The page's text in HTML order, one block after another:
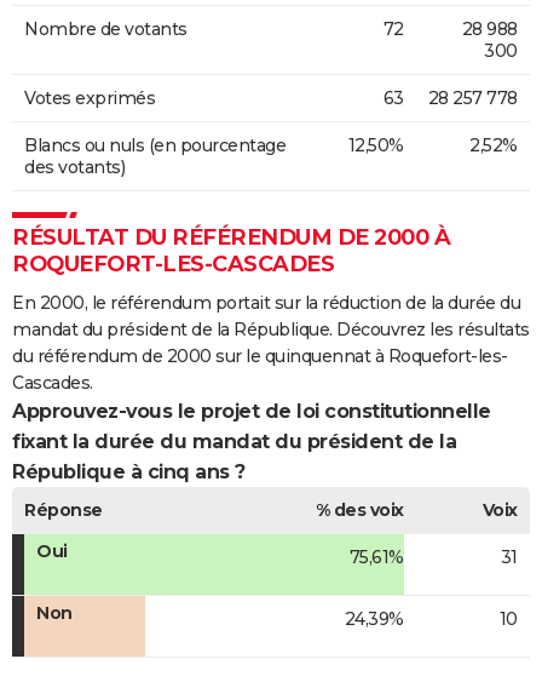
Nombre de votants 72
28 988
300
Votes exprimés 63 28 257 778
Blancs ou nuls (en pourcentage
des votants)
12,50% 2,52%
RÉSULTAT DU RÉFÉRENDUM DE 2000 À
ROQUEFORT-LES-CASCADES
En 2000, le référendum portait sur la réduction de la durée du
mandat du président de la République. Découvrez les résultats
du référendum de 2000 sur le quinquennat à Roquefort-les-
Cascades.
Approuvez-vous le projet de loi constitutionnelle
fixant la durée du mandat du président de la
République à cinq ans ?
Réponse % des voix
Voix
Oui
75,61% 31
Non 24,39% 10